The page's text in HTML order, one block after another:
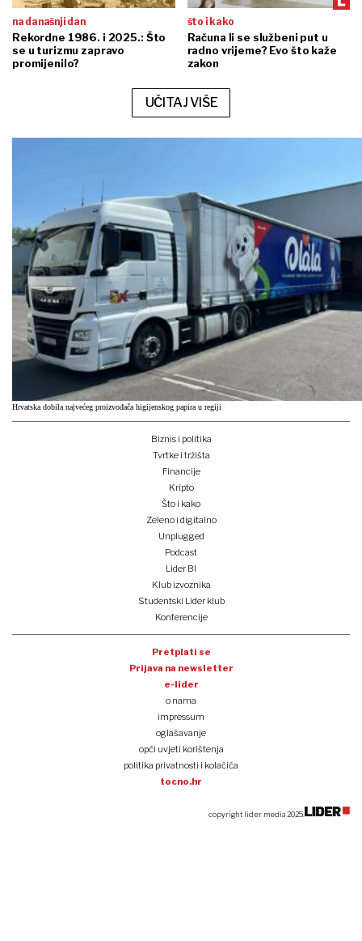
na današnji dan
Rekordne 1986. i 2025.: Što
se u turizmu zapravo
promijenilo?
što i kako
Računa li se službeni put u
radno vrijeme? Evo što kaže
zakon
UČITAJ VIŠE
Hrvatska dobila najvećeg proizvođača higijenskog papira u regiji
Biznis i politika
Tvrtke i tržišta
Financije
Kripto
Što i kako
Zeleno i digitalno
Unplugged
Podcast
Lider BI
Klub izvoznika
Studentski Lider klub
Konferencije
Pretplati se
Prijava na newsletter
e-lider
o nama
impressum
oglašavanje
opći uvjeti korištenja
politika privatnosti i kolačića
tocno.hr
copyright lider media 2025.